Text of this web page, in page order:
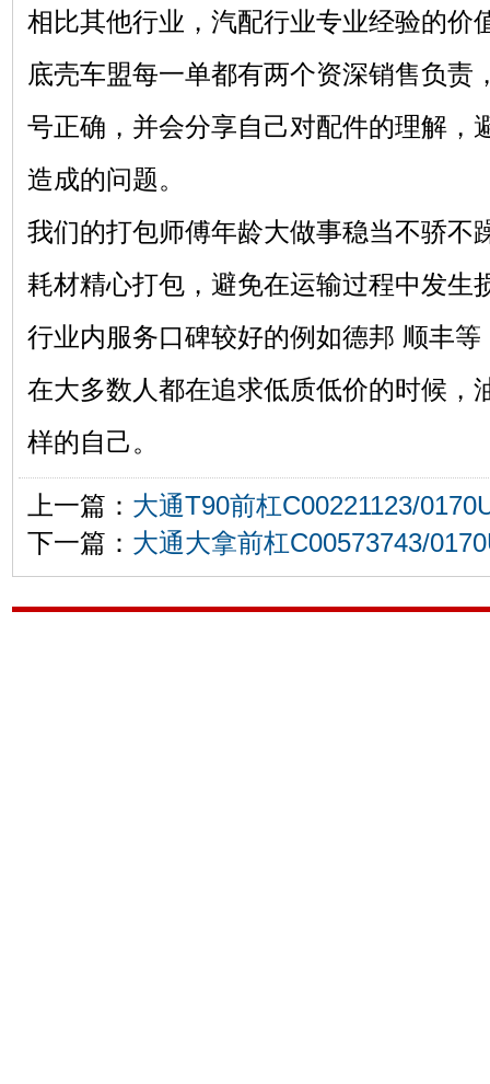
相比其他行业，汽配行业专业经验的价
底壳车盟每一单都有两个资深销售负责
号正确，并会分享自己对配件的理解，
造成的问题。
我们的打包师傅年龄大做事稳当不骄不
耗材精心打包，避免在运输过程中发生
行业内服务口碑较好的例如德邦 顺丰等
在大多数人都在追求低质低价的时候，
样的自己。
上一篇： 大通T90前杠C00221123/
下一篇： 大通大拿前杠C00573743/